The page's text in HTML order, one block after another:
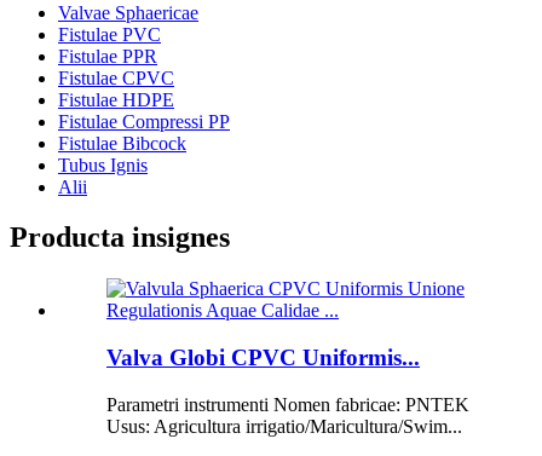
Valvae Sphaericae
Fistulae PVC
Fistulae PPR
Fistulae CPVC
Fistulae HDPE
Fistulae Compressi PP
Fistulae Bibcock
Tubus Ignis
Alii
Producta insignes
Valva Globi CPVC Uniformis...
Parametri instrumenti Nomen fabricae: PNTEK
Usus: Agricultura irrigatio/Maricultura/Swim...